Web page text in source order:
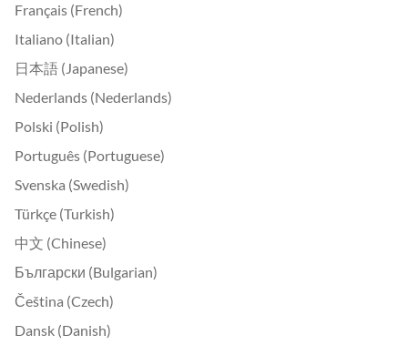
Français (French)
Italiano (Italian)
日本語 (Japanese)
Nederlands (Nederlands)
Polski (Polish)
Português (Portuguese)
Svenska (Swedish)
Türkçe (Turkish)
中文 (Chinese)
Български (Bulgarian)
Čeština (Czech)
Dansk (Danish)